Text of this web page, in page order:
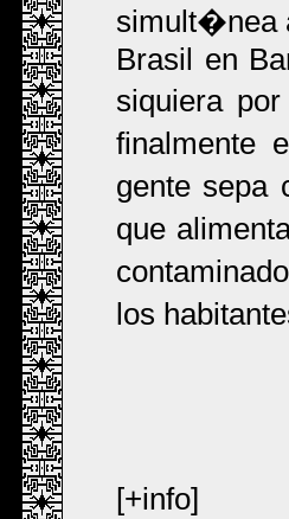
simult�nea
Brasil en
siquiera
finalmente
gente sepa
que
los
[+info]